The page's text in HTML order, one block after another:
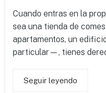
Cuando entras en la
sea una tienda de
apartamentos, un
particular—, tienes
Seguir leyendo